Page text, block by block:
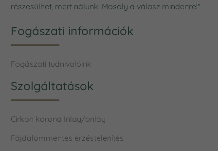
részesülhet, mert nálunk: Mosoly a válasz mindenre!"
Fogászati információk
Fogászati tudnivalóink
Szolgáltatások
Cirkon korona Inlay/onlay
Fájdalommentes érzéstelenítés